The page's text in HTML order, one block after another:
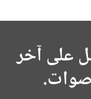
على آخر